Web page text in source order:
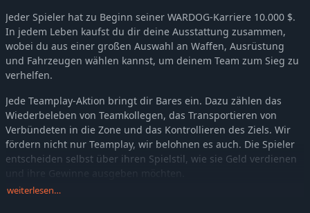
Jeder Spieler hat zu Beginn seiner WARDOG-Karriere 10.000 $.
In jedem Leben kaufst du dir deine Ausstattung zusammen,
wobei du aus einer großen Auswahl an Waffen, Ausrüstung
und Fahrzeugen wählen kannst, um deinem Team zum Sieg zu
verhelfen.
Jede Teamplay-Aktion bringt dir Bares ein. Dazu zählen das
Wiederbeleben von Teamkollegen, das Transportieren von
Verbündeten in die Zone und das Kontrollieren des Ziels. Wir
fördern nicht nur Teamplay, wir belohnen es auch. Die Spieler
entscheiden selbst über ihren Spielstil, wie sie Geld verdienen
weiterlesen…